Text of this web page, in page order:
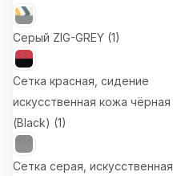
Серый ZIG-GREY (1)
Сетка красная, сидение
искусственная кожа чёрная
(Black) (1)
Сетка серая, искусственная